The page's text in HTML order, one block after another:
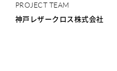
PROJECT TEAM
神戸レザークロス株式会社